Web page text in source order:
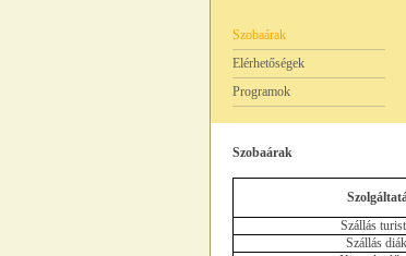
Szobaárak
Elérhetőségek
Programok
Szobaárak
Szállás
Szállás